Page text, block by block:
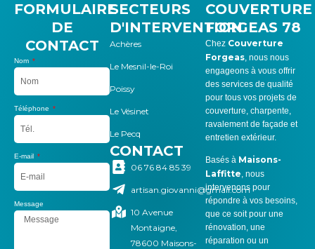
SECTEURS
D'INTERVENTION
Achères
Le Mesnil-le-Roi
Poissy
Le Vésinet
Le Pecq
CONTACT
06 76 84 85 39
artisan.giovanni@gmail.com
10 Avenue
Montaigne,
78600 Maisons-
COUVERTURE
FORGEAS 78
Chez Couverture
Forgeas, nous nous
engageons à vous offrir
des services de qualité
pour tous vos projets de
couverture, charpente,
ravalement de façade et
entretien extérieur.
Basés à Maisons-
Laffitte, nous
intervenons pour
répondre à vos besoins,
que ce soit pour une
rénovation, une
réparation ou un
FORMULAIRE
DE
CONTACT
Nom
Téléphone
E-mail
Message